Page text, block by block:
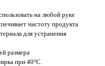
на любой руке
чистоту продукта
для устранения
размера
при 40°С.